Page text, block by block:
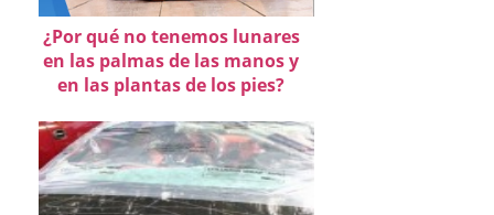
¿Por qué no tenemos lunares
en las palmas de las manos y
en las plantas de los pies?